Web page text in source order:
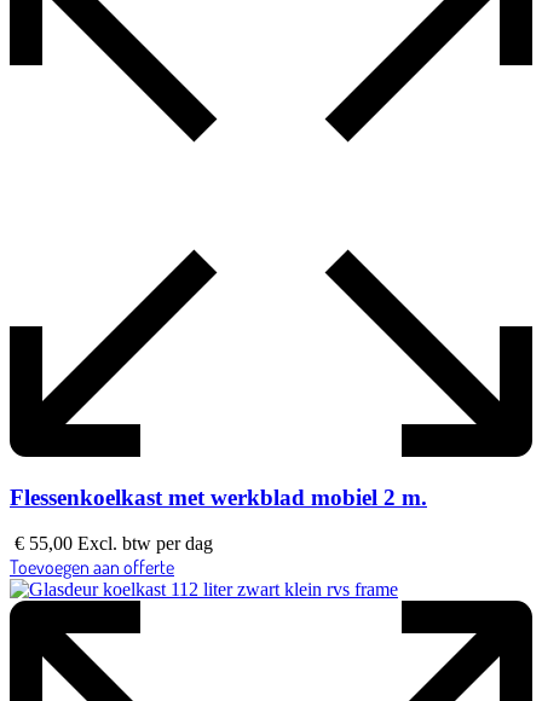
Flessenkoelkast met werkblad mobiel 2 m.
€ 55,00 Excl. btw per dag
Toevoegen aan offerte